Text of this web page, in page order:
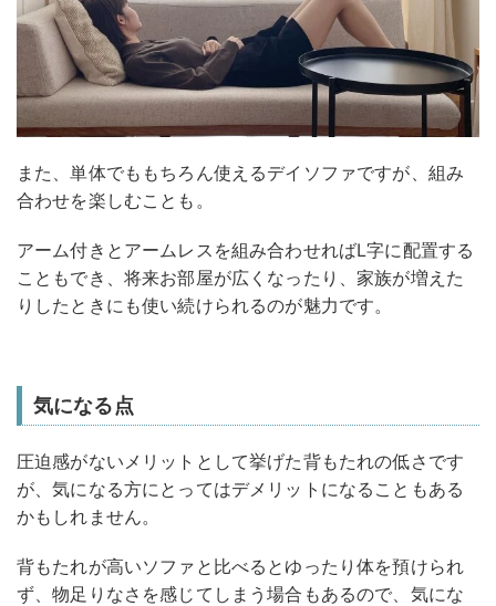
また、単体でももちろん使えるデイソファですが、組み
合わせを楽しむことも。
アーム付きとアームレスを組み合わせればL字に配置する
こともでき、将来お部屋が広くなったり、家族が増えた
りしたときにも使い続けられるのが魅力です。
気になる点
圧迫感がないメリットとして挙げた背もたれの低さです
が、気になる方にとってはデメリットになることもある
かもしれません。
背もたれが高いソファと比べるとゆったり体を預けられ
ず、物足りなさを感じてしまう場合もあるので、気にな